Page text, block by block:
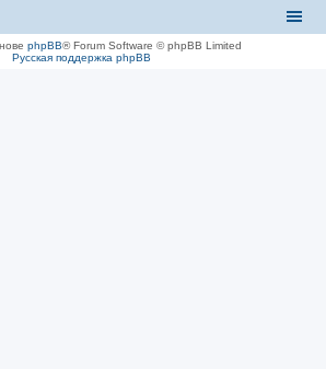
phpBB® Forum Software © phpBB Limited
Русская поддержка phpBB